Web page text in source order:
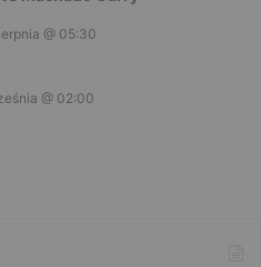
@ 05:30
@ 02:00